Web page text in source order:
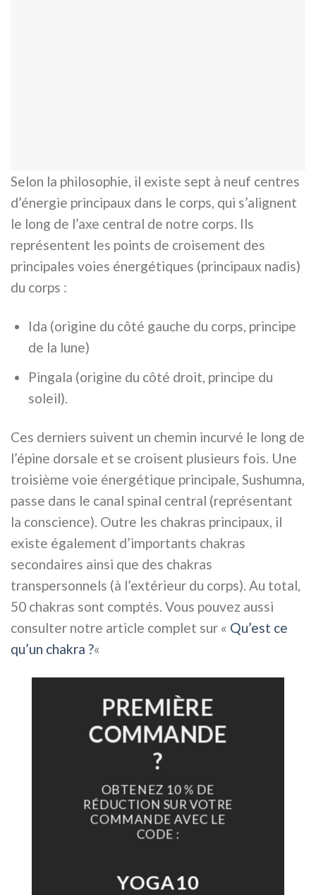
Selon la philosophie, il existe sept à neuf centres
d’énergie principaux dans le corps, qui s’alignent
le long de l’axe central de notre corps. Ils
représentent les points de croisement des
principales voies énergétiques (principaux nadis)
du corps :
Ida (origine du côté gauche du corps, principe
de la lune)
Pingala (origine du côté droit, principe du
soleil).
Ces derniers suivent un chemin incurvé le long de
l’épine dorsale et se croisent plusieurs fois. Une
troisième voie énergétique principale, Sushumna,
passe dans le canal spinal central (représentant
la conscience). Outre les chakras principaux, il
existe également d’importants chakras
secondaires ainsi que des chakras
transpersonnels (à l’extérieur du corps). Au total,
50 chakras sont comptés. Vous pouvez aussi
consulter notre article complet sur « Qu’est ce
qu’un chakra ?«
PREMIÈRE
COMMANDE
?
OBTENEZ 10 % DE
RÉDUCTION SUR VOTRE
COMMANDE AVEC LE
CODE :
YOGA10